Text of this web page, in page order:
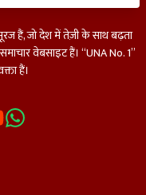
हैं, जो देश में तेज़ी के साथ बढ़ता
वेबसाइट हैं। “UNA No. 1”
हैं।